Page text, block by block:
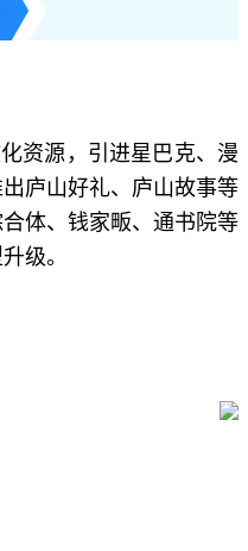
资源，引进星巴克、漫
庐山好礼、庐山故事等
体、钱家畈、通书院等
级。